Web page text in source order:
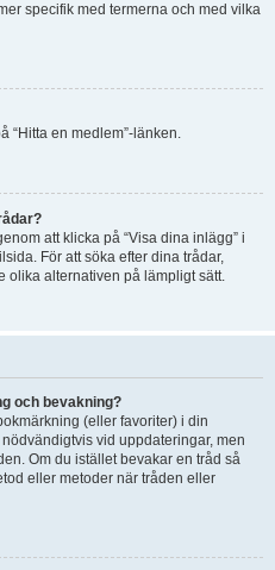
specifik med termerna och med vilka
“Hitta en medlem”-länken.
att klicka på “Visa dina inlägg” i
För att söka efter dina trådar,
olika alternativen på lämpligt sätt.
och bevakning?
(eller favoriter) i din
vid uppdateringar, men
Om du istället bevakar en tråd så
eller metoder när tråden eller